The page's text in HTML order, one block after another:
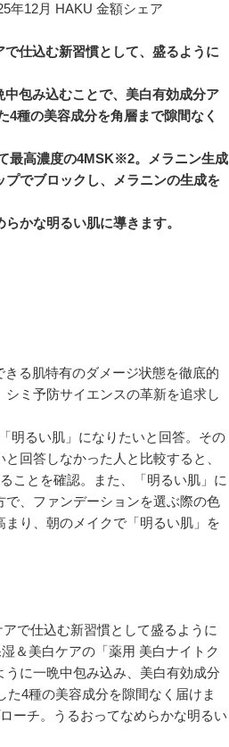
年12月 HAKU 金額シェア
仕込む新習慣として、盛るように
包み込むことで、美白有効成分ア
種の美容成分を角層まで隙間なく
最高濃度の4MSK※2。メラニン生成
でブロックし、メラニンの生成を
かな明るい肌に導きます。
る肌特有のダメージ状態を徹底的
ミ予防サイエンスの革新を追求し
明るい肌」になりたいと回答。その
回答しなかった人と比較すると、
ことを確認。また、「明るい肌」に
、ファンデーションを選ぶ際の色
り、朝のメイクで「明るい肌」を
で仕込む新習慣として盛るように
＆美白ケアの「薬用 美白ナイトク
に一晩中包み込み、美白有効成分
4種の美容成分を隙間なく届けま
ーチ。うるおってなめらかな明るい